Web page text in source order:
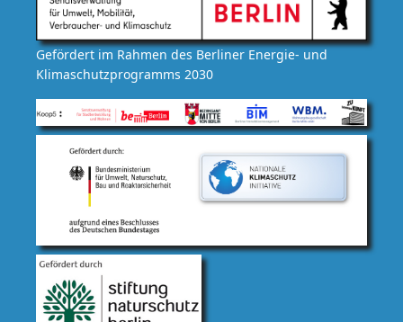
Gefördert im Rahmen des Berliner Energie- und
Klimaschutzprogramms 2030